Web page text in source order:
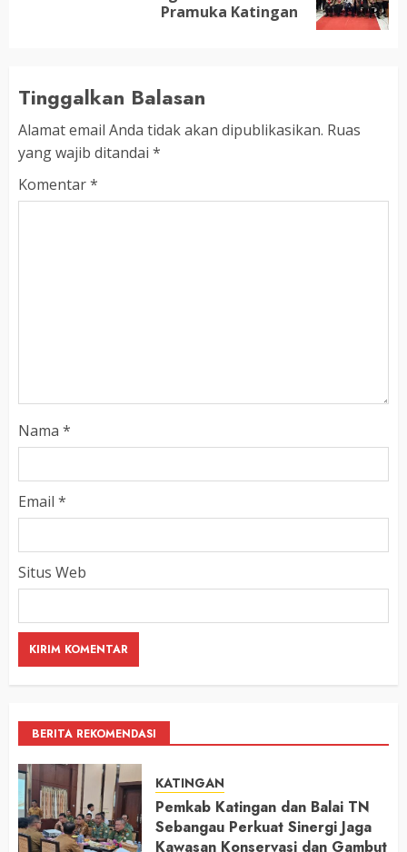
Pramuka Katingan
Tinggalkan Balasan
Alamat email Anda tidak akan dipublikasikan. Ruas
yang wajib ditandai *
Komentar*
Nama *
Email *
Situs Web
BERITA REKOMENDASI
KATINGAN
Pemkab Katingan dan Balai TN
Sebangau Perkuat Sinergi Jaga
Kawasan Konservasi dan Gambut